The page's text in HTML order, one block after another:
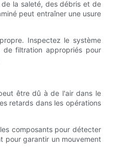
la saleté, des débris et de
peut entraîner une usure
Inspectez le système
filtration appropriés pour
être dû à de l'air dans le
retards dans les opérations
composants pour détecter
pour garantir un mouvement